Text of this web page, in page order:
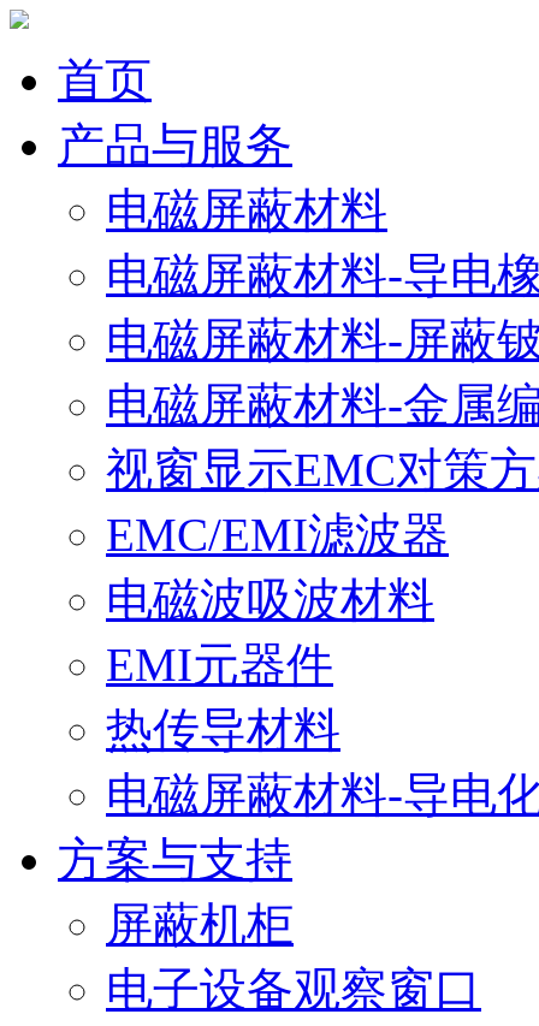
首页
产品与服务
电磁屏蔽材料
电磁屏蔽材料-导电
电磁屏蔽材料-屏蔽
电磁屏蔽材料-金属
视窗显示EMC对策
EMC/EMI滤波器
电磁波吸波材料
EMI元器件
热传导材料
电磁屏蔽材料-导电
方案与支持
屏蔽机柜
电子设备观察窗口